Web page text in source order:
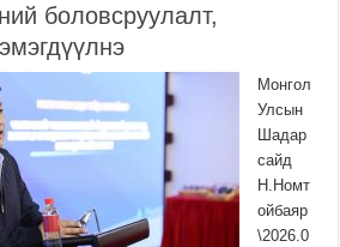
боловсруулалт,
Монгол
Улсын
Шадар
сайд
Н.Номт
ойбаяр
\2026.0